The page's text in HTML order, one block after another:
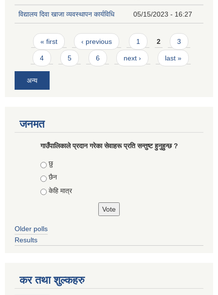
विद्यालय दिवा खाजा व्यवस्थापन कार्यविधि 05/15/2023 - 16:27
Pages
« first ‹ previous 1 2 3
4 5 6 next › last »
अन्य
जनमत
गाउँपालिकाले प्रदान गरेका सेवाहरू प्रति सन्तुष्ट हुनुहुन्छ ?
Choices
छु
छैन
केहि मात्र
Older polls
Results
कर तथा शुल्कहरु